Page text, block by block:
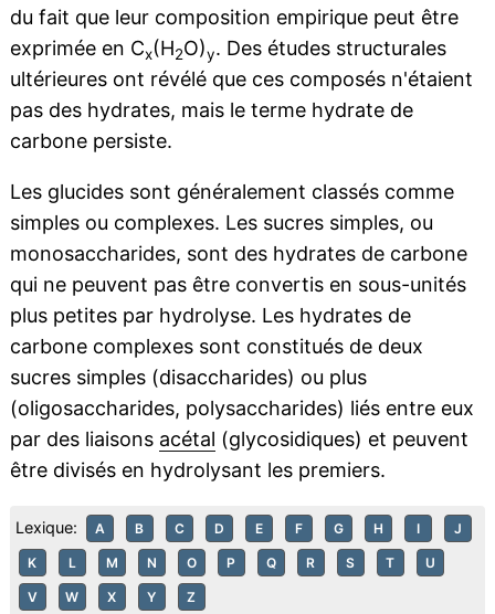
du fait que leur composition empirique peut être
exprimée en Cx(H2O)y. Des études structurales
ultérieures ont révélé que ces composés n'étaient
pas des hydrates, mais le terme hydrate de
carbone persiste.
Les glucides sont généralement classés comme
simples ou complexes. Les sucres simples, ou
monosaccharides, sont des hydrates de carbone
qui ne peuvent pas être convertis en sous-unités
plus petites par hydrolyse. Les hydrates de
carbone complexes sont constitués de deux
sucres simples (disaccharides) ou plus
(oligosaccharides, polysaccharides) liés entre eux
par des liaisons acétal (glycosidiques) et peuvent
être divisés en hydrolysant les premiers.
Lexique: A B C D E F G H I J
K L M N O P Q R S T U
V W X Y Z